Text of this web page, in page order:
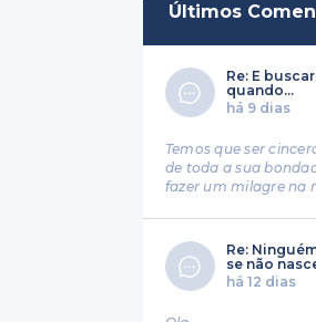
Últimos
Re: E
quando...
há 9 dias
Temos que ser
de toda a sua
fazer um milagre na
Re:
se não
há 12 dias